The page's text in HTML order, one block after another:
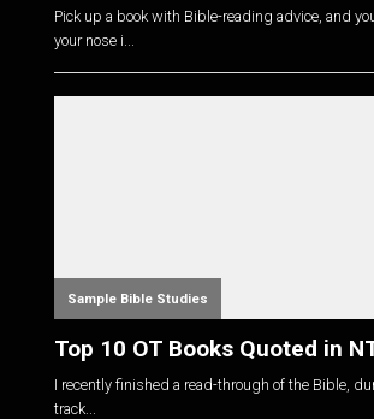
Pick up a book with Bible-reading advice, and
your nose i...
Sample Bible Studies
Top 10 OT Books Quoted in
I recently finished a read-through of the Bible,
track...